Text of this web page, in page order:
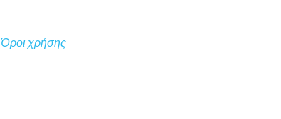
Όροι χρήσης